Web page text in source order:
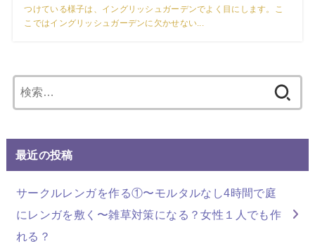
つけている様子は、イングリッシュガーデンでよく目にします。こ
こではイングリッシュガーデンに欠かせない...
索:
最近の投稿
サークルレンガを作る①〜モルタルなし4時間で庭
にレンガを敷く〜雑草対策になる？女性１人でも作
れる？